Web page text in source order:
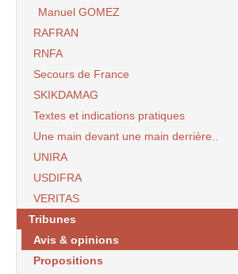
Manuel GOMEZ
RAFRAN
RNFA
Secours de France
SKIKDAMAG
Textes et indications pratiques
Une main devant une main derrière..
UNIRA
USDIFRA
VERITAS
Tribunes
Avis & opinions
Propositions